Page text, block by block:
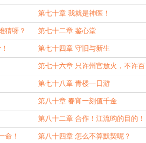
第七十章 我就是神医！
猜呀？ 第七十二章 鉴心堂
第七十四章 守旧与新生
第七十六章 只许州官放火，不许百
姓点灯
第七十八章 青楼一日游
第八十章 春宵一刻值千金
第八十二章 合作！江流昀的目的！
命！ 第八十四章 怎么不算默契呢？